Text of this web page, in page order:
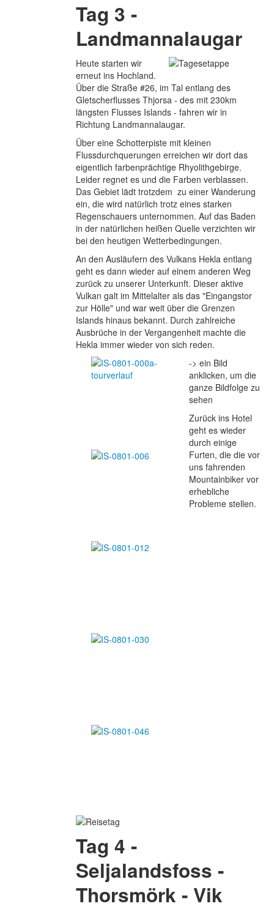
Tag 3 -
Landmannalaugar
Heute starten wir
erneut ins Hochland.
Über die Straße #26, im Tal entlang des
Gletscherflusses Thjorsa - des mit 230km
längsten Flusses Islands - fahren wir in
Richtung Landmannalaugar.
Über eine Schotterpiste mit kleinen
Flussdurchquerungen erreichen wir dort das
eigentlich farbenprächtige Rhyolithgebirge.
Leider regnet es und die Farben verblassen.
Das Gebiet lädt trotzdem zu einer Wanderung
ein, die wird natürlich trotz eines starken
Regenschauers unternommen. Auf das Baden
in der natürlichen heißen Quelle verzichten wir
bei den heutigen Wetterbedingungen.
An den Ausläufern des Vulkans Hekla entlang
geht es dann wieder auf einem anderen Weg
zurück zu unserer Unterkunft. Dieser aktive
Vulkan galt im Mittelalter als das "Eingangstor
zur Hölle" und war weit über die Grenzen
Islands hinaus bekannt. Durch zahlreiche
Ausbrüche in der Vergangenheit machte die
Hekla immer wieder von sich reden.
-> ein Bild
anklicken, um die
ganze Bildfolge zu
sehen
Zurück ins Hotel
geht es wieder
durch einige
Furten, die die vor
uns fahrenden
Mountainbiker vor
erhebliche
Probleme stellen.
Tag 4 -
Seljalandsfoss -
Thorsmörk - Vik